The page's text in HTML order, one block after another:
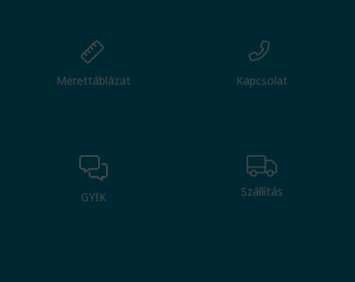
Mérettáblázat Kapcsolat
GYIK Szállítás